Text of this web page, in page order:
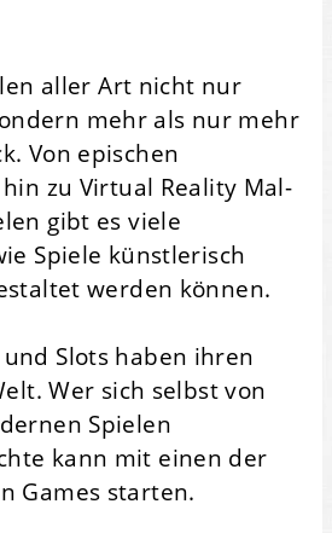
aller Art nicht nur
mehr als nur mehr
Von epischen
zu Virtual Reality Mal-
gibt es viele
Spiele künstlerisch
werden können.
Slots haben ihren
Wer sich selbst von
Spielen
kann mit einen der
Games starten.